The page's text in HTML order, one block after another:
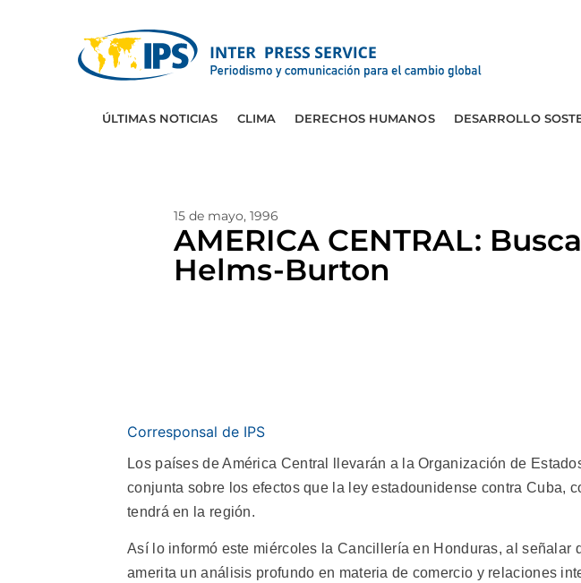
ÚLTIMAS NOTICIAS CLIMA DERECHOS HUMANOS DESARROLLO
15 de mayo, 1996
AMERICA CENTRAL:
Helms-Burton
Corresponsal de IPS
Los países de América Central llevarán a la Organización de
conjunta sobre los efectos que la ley estadounidense contra Cuba,
tendrá en la región.
Así lo informó este miércoles la Cancillería en Honduras, al señalar
amerita un análisis profundo en materia de comercio y relaciones